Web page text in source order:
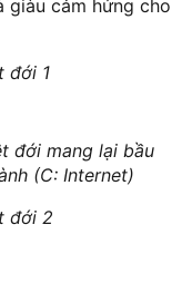
giàu cảm hứng cho
đới mang lại bầu
(C: Internet)